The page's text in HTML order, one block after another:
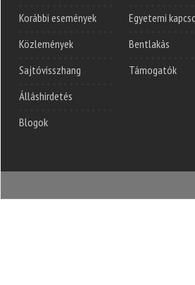
Korábbi események
Közlemények
Sajtóvisszhang
Álláshirdetés
Blogok
Egyetemi
Bentlakás
Támogatók